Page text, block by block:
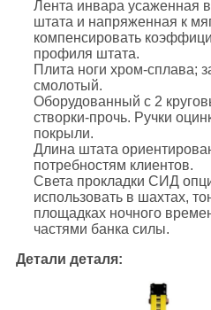
Лента инвара усаженная
штата и напряженная к
компенсировать
профиля штата.
Плита ноги хром-сплава;
смолотый.
Оборудованный с 2
створки-прочь. Ручки
покрыли.
Длина штата
потребностям клиентов.
Света прокладки СИД
использовать в шахтах,
площадках ночного
частями банка силы.
Детали деталя: